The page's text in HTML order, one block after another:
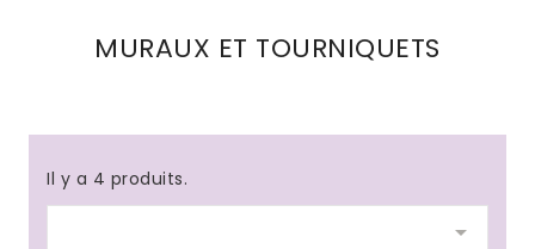
MURAUX ET TOURNIQUETS
Il y a 4 produits.
